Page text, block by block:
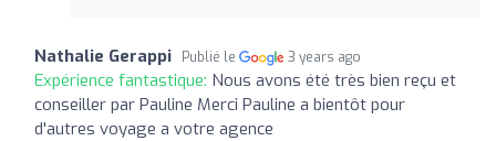
Nathalie Gerappi Publié le 3 years ago
Expérience fantastique: Nous avons été très bien reçu et
conseiller par Pauline Merci Pauline a bientôt pour
d'autres voyage a votre agence